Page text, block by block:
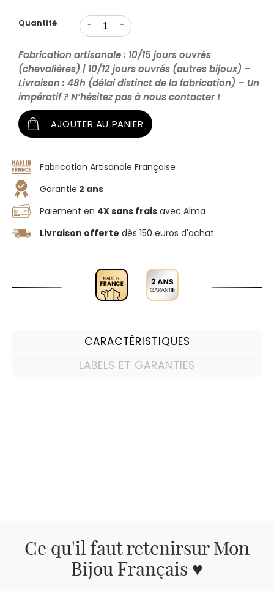
Quantité - +
Fabrication artisanale : 10/15 jours ouvrés
(chevalières) | 10/12 jours ouvrés (autres bijoux) –
Livraison : 48h (délai distinct de la fabrication) – Un
impératif ? N’hésitez pas à nous contacter !
AJOUTER AU PANIER
Fabrication Artisanale Française
Garantie 2 ans
Paiement en 4X sans frais avec Alma
Livraison offerte dès 150 euros d'achat
CARACTÉRISTIQUES
LABELS ET GARANTIES
Ce qu'il faut retenirsur Mon
Bijou Français ♥